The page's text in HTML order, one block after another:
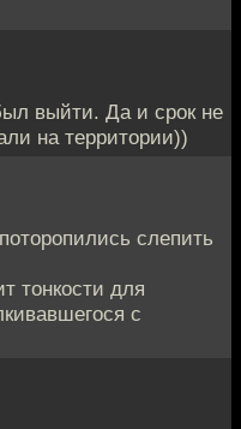
выйти. Да и срок не
на территории))
слепить
тонкости для
с